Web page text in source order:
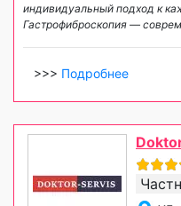
индивидуальный подход к
Гастрофиброскопия —
>>> Подробнее